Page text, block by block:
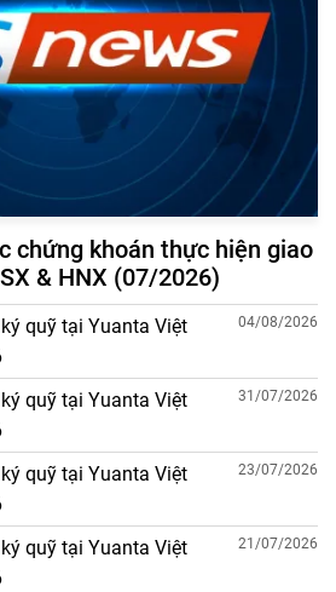
chứng khoán thực hiện giao
& HNX (07/2026)
quỹ tại Yuanta Việt
04/08/2026
quỹ tại Yuanta Việt
31/07/2026
quỹ tại Yuanta Việt
23/07/2026
quỹ tại Yuanta Việt
21/07/2026